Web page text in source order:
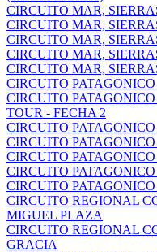
CIRCUITO MAR,
CIRCUITO MAR,
CIRCUITO MAR,
CIRCUITO MAR,
CIRCUITO MAR,
CIRCUITO PATAGONICO
CIRCUITO
TOUR - FECHA 2
CIRCUITO
CIRCUITO
CIRCUITO
CIRCUITO
CIRCUITO
CIRCUITO REGIONAL
MIGUEL PLAZA
CIRCUITO REGIONAL
GRACIA